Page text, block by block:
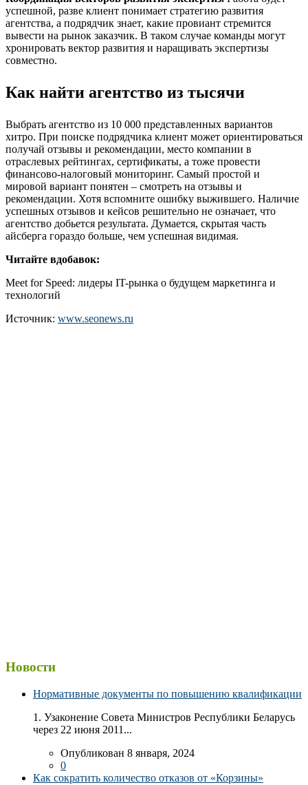
успешной, разве клиент понимает стратегию развития
агентства, а подрядчик знает, какие провиант стремится
вывести на рынок заказчик. В таком случае команды могут
хронировать вектор развития и наращивать экспертизы
совместно.
Как найти агентство из тысячи
Выбрать агентство из 10 000 представленных вариантов
хитро. При поиске подрядчика клиент может ориентироваться
получай отзывы и рекомендации, место компании в
отраслевых рейтингах, сертификаты, а тоже провести
финансово-налоговый мониторинг. Самый простой и
мировой вариант понятен – смотреть на отзывы и
рекомендации. Хотя вспомните ошибку выжившего. Наличие
успешных отзывов и кейсов решительно не означает, что
агентство добьется результата. Думается, скрытая часть
айсберга гораздо больше, чем успешная видимая.
Читайте вдобавок:
Meet for Speed: лидеры IT-рынка о будущем маркетинга и
технологий
Источник: www.seonews.ru
Новости
Нормативные документы по повышению квалификации
1. Узаконение Совета Министров Республики Беларусь
через 22 июня 2011...
Опубликован 8 января, 2024
0
Как сократить количество отказов от «Корзины»